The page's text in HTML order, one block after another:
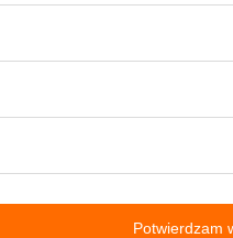
Potwierdzam